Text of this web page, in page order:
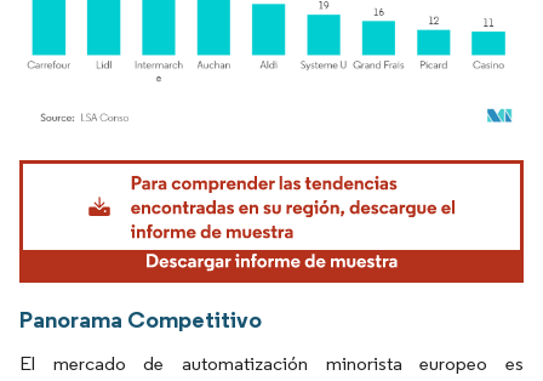
Imagen © Mordor Intelligence. El uso requiere atribución según CC BY 4.0.
Panorama Competitivo
El mercado de automatización minorista europeo es